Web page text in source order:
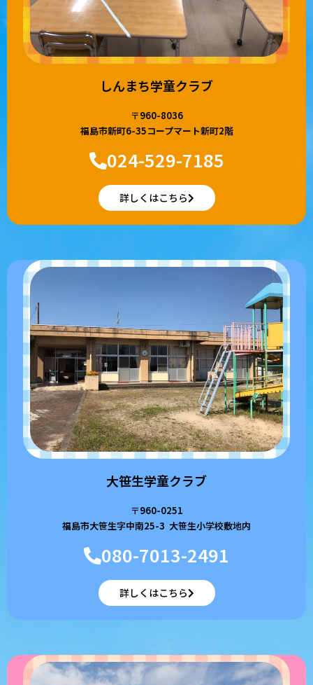
しんまち学童クラブ
〒960-8036
福島市新町6-35コープマート新町2階
024-529-7185
詳しくはこちら
大笹生学童クラブ
〒960-0251
福島市大笹生字中南25-3 大笹生小学校敷地内
080-7013-2491
詳しくはこちら